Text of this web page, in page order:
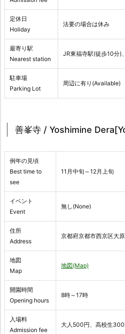
定休日
Holiday
法要の場合は休み
最寄り駅
Nearest station
JR東福寺駅(徒歩10分)
駐車場
Parking Lot
周辺に有り(Available)
善峯寺 / Yoshimine
例年の見頃
Best time to
see
11月中旬～12月上旬
イベント
Event
無し(None)
住所
Address
京都府京都市西京区大
地図
Map
地図(Map)
開園時間
Opening hours
8時～17時
入場料
Admission fee
大人500円、高校生